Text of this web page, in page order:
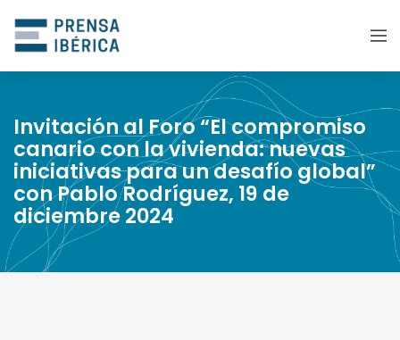
Invitación al Foro “El compromiso
canario con la vivienda: nuevas
iniciativas para un desafío global”
con Pablo Rodríguez, 19 de
diciembre 2024